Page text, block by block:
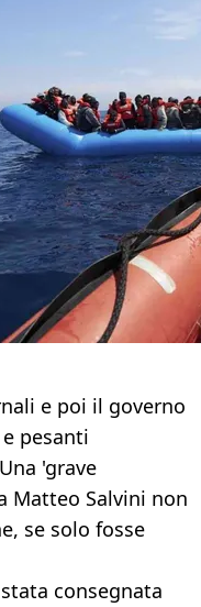
e poi il governo
pesanti
'grave
Matteo Salvini non
se solo fosse
consegnata